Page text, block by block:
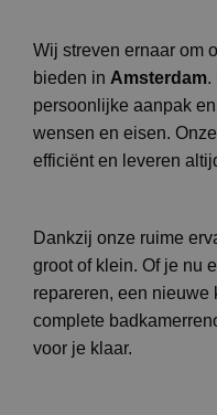
Wij streven ernaar om
bieden in Amsterdam.
persoonlijke aanpak
wensen en eisen.
efficiënt en leveren
Dankzij onze ruime
groot of klein. Of je nu
repareren, een nieuwe
complete
voor je klaar.